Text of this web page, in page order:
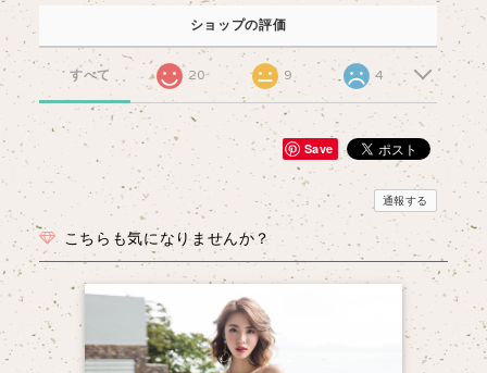
ショップの評価
すべて 20 9 4
Save
通報する
こちらも気になりませんか？